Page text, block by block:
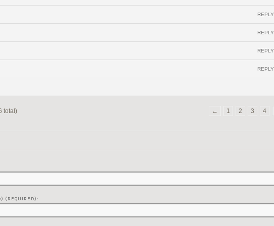
REPLY
REPLY
REPLY
REPLY
total) ← 1 2 3 4
(REQUIRED):